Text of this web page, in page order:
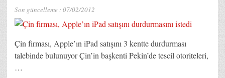
Son güncelleme :07/02/2012
Çin firması, Apple’ın iPad satışını 3 kentte durdurması
talebinde bulunuyor Çin’in başkenti Pekin’de tescil otoriteleri,
…